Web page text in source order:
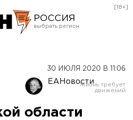
РОССИЯ
Оренбург
[18+]
30 ИЮЛЯ 2020 В 11:06
ЕАНовости
области